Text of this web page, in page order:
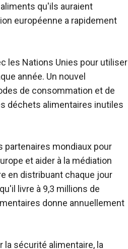
qu'ils auraient
européenne a rapidement
les Nations Unies pour utiliser
année. Un nouvel
de consommation et de
déchets alimentaires inutiles
partenaires mondiaux pour
et aider à la médiation
en distribuant chaque jour
livre à 9,3 millions de
donne annuellement
sécurité alimentaire, la